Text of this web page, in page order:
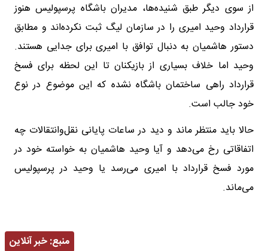
از سوی دیگر طبق شنیده‌ها، مدیران باشگاه پرسپولیس هنوز
قرارداد وحید امیری را در سازمان لیگ ثبت نکرده‌اند و مطابق
دستور هاشمیان به دنبال توافق با امیری برای جدایی هستند.
وحید اما خلاف بسیاری از بازیکنان تا این لحظه برای فسخ
قرارداد راهی ساختمان باشگاه نشده که این موضوع در نوع
خود جالب است.
حالا باید منتظر ماند و دید در ساعات پایانی نقل‌وانتقالات چه
اتفاقاتی رخ می‌دهد و آیا وحید هاشمیان به خواسته خود در
مورد فسخ قرارداد با امیری می‌رسد یا وحید در پرسپولیس
می‌ماند.
منبع:خبر آنلاین